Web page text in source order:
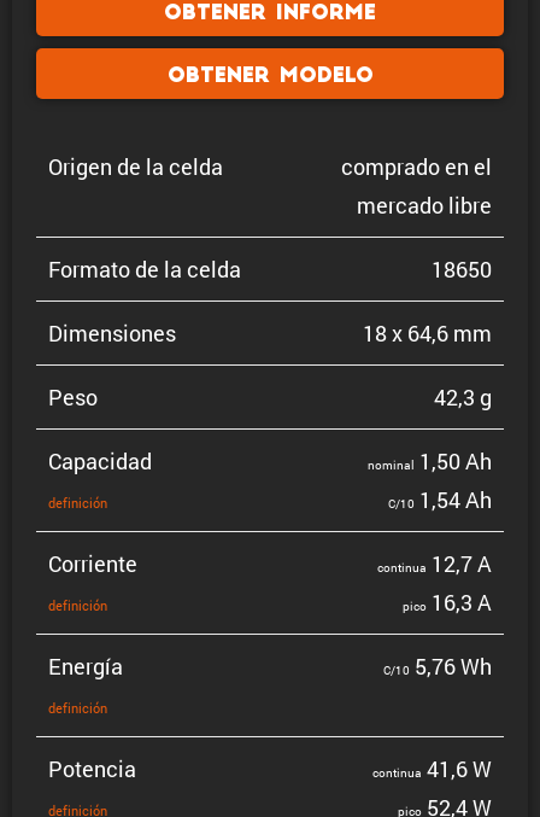
Obtener informe
Obtener modelo
Origen de la celda
comprado en el
mercado libre
Formato de la celda 18650
Dimen­siones 18 x 64,6 mm
Peso 42,3 g
Capacidad
defini­ción
nominal 1,50 Ah
C/10 1,54 Ah
Corriente
defini­ción
continua 12,7 A
pico 16,3 A
Energía
defini­ción
C/10 5,76 Wh
Potencia
defini­ción
continua 41,6 W
pico 52,4 W